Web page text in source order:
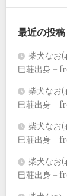
最近の投稿
柴犬なお
巳荘出身 –
柴犬なお
巳荘出身 –
柴犬なお
巳荘出身 –
柴犬なお
巳荘出身 –